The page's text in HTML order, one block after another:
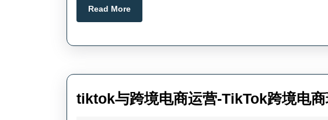
Read MoreRead
More
tiktok与跨境电商运营-TikTok跨境电